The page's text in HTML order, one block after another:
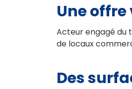
Une
Acteur engagé du
de locaux
Des